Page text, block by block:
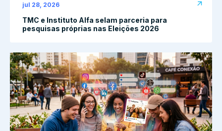
jul 28, 2026
TMC e Instituto Alfa selam parceria para
pesquisas próprias nas Eleições 2026